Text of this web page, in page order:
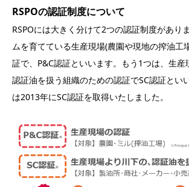
RSPOの認証制度について
RSPOには大きく分けて2つの認証制度があり
ムを育てている生産現場(農園や現地の搾油工
証で、P&C認証といいます。もう1つは、生産
認証油を扱う組織のための認証でSC認証とい
は2013年にSC認証を取得いたしました。